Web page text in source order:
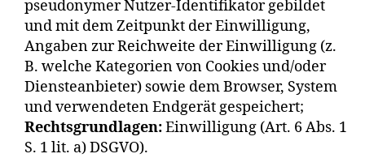
pseudonymer Nutzer-Identifikator gebildet
und mit dem Zeitpunkt der Einwilligung,
Angaben zur Reichweite der Einwilligung (z.
B. welche Kategorien von Cookies und/oder
Diensteanbieter) sowie dem Browser, System
und verwendeten Endgerät gespeichert;
Rechtsgrundlagen:Einwilligung (Art. 6 Abs. 1
S. 1 lit. a) DSGVO).